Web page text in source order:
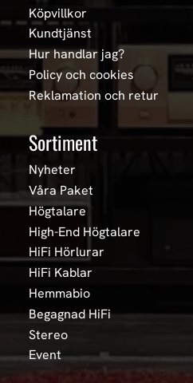
Köpvillkor
Kundtjänst
Hur handlar jag?
Policy och cookies
Reklamation och retur
Sortiment
Nyheter
Våra Paket
Högtalare
High-End Högtalare
HiFi Hörlurar
HiFi Kablar
Hemmabio
Begagnad HiFi
Stereo
Event